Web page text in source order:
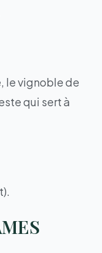
le vignoble de
qui sert à